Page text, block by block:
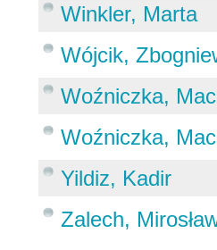
Winkler, Marta
Wójcik,
Woźniczka,
Woźniczka,
Yildiz, Kadir
Zalech,